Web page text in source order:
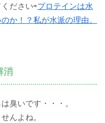
ださい⇨プロテインは水
か！？私が水派の理由。
消
臭いです・・・。
んよね。